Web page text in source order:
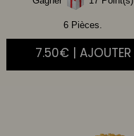
6 Pièces.
7.50€ | AJOUTER